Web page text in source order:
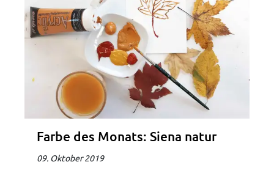
Farbe des Monats: Siena natur
09. Oktober 2019